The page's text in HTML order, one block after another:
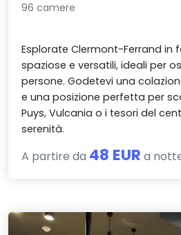
96 camere
Esplorate Clermont-Ferrand in
spaziose e versatili, ideali per
persone. Godetevi una
e una posizione perfetta per
Puys, Vulcania o i tesori del
serenità.
A partire da 48 EUR a